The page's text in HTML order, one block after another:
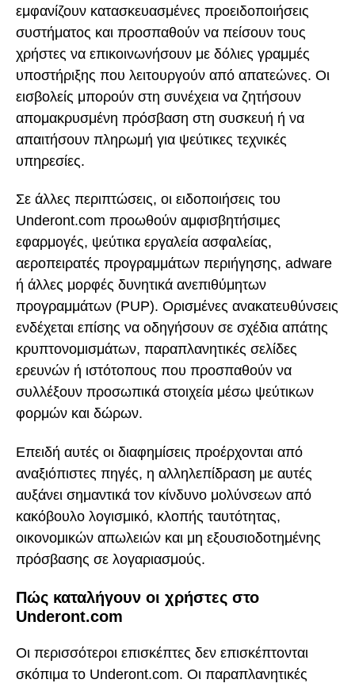
εμφανίζουν κατασκευασμένες προειδοποιήσεις
συστήματος και προσπαθούν να πείσουν τους
χρήστες να επικοινωνήσουν με δόλιες γραμμές
υποστήριξης που λειτουργούν από απατεώνες. Οι
εισβολείς μπορούν στη συνέχεια να ζητήσουν
απομακρυσμένη πρόσβαση στη συσκευή ή να
απαιτήσουν πληρωμή για ψεύτικες τεχνικές
υπηρεσίες.
Σε άλλες περιπτώσεις, οι ειδοποιήσεις του
Underont.com προωθούν αμφισβητήσιμες
εφαρμογές, ψεύτικα εργαλεία ασφαλείας,
αεροπειρατές προγραμμάτων περιήγησης, adware
ή άλλες μορφές δυνητικά ανεπιθύμητων
προγραμμάτων (PUP). Ορισμένες ανακατευθύνσεις
ενδέχεται επίσης να οδηγήσουν σε σχέδια απάτης
κρυπτονομισμάτων, παραπλανητικές σελίδες
ερευνών ή ιστότοπους που προσπαθούν να
συλλέξουν προσωπικά στοιχεία μέσω ψεύτικων
φορμών και δώρων.
Επειδή αυτές οι διαφημίσεις προέρχονται από
αναξιόπιστες πηγές, η αλληλεπίδραση με αυτές
αυξάνει σημαντικά τον κίνδυνο μολύνσεων από
κακόβουλο λογισμικό, κλοπής ταυτότητας,
οικονομικών απωλειών και μη εξουσιοδοτημένης
πρόσβασης σε λογαριασμούς.
Πώς καταλήγουν οι χρήστες στο
Underont.com
Οι περισσότεροι επισκέπτες δεν επισκέπτονται
σκόπιμα το Underont.com. Οι παραπλανητικές